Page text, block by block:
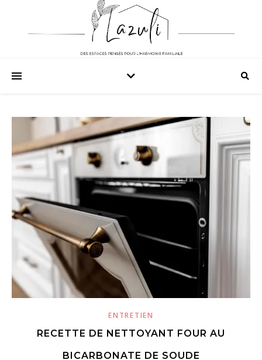
ENTRETIEN
RECETTE DE NETTOYANT FOUR AU
BICARBONATE DE SOUDE